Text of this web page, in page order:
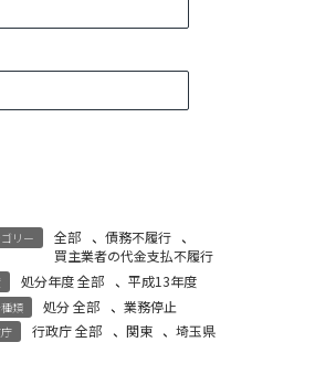
リー 全部 、 債務不履行
、
買主業者の代金支払不履行
処分年度 全部 、 平成13年度
類 処分 全部 、 業務停止
行政庁 全部 、 関東 、埼玉県